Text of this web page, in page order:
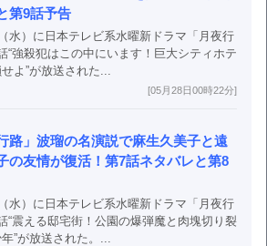
第9話予告
水）に日本テレビ系水曜新ドラマ「月夜行
“強殺犯はこの中にいます！巨大シティホテ
よ”が放送された...
[05月28日00時22分]
路」波瑠の名演説で麻生久美子と遠
の友情が復活！第7話ネタバレと第8
水）に日本テレビ系水曜新ドラマ「月夜行
“震える邸宅街！公園の爆弾魔と肉塊切り裂
”が放送された。...